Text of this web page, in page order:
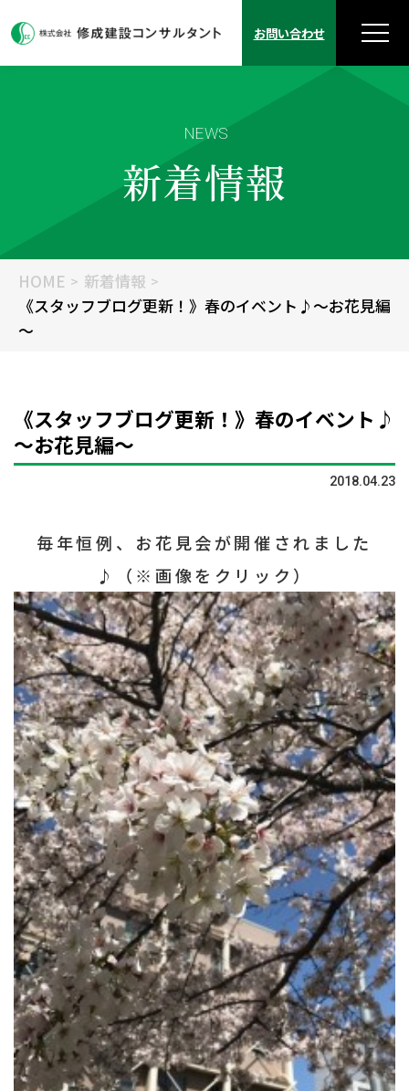
お問い合わせ
NEWS
新着情報
HOME
新着情報
《スタッフブログ更新！》春のイベント♪～お花見編
～
《スタッフブログ更新！》春のイベント♪
～お花見編～
2018.04.23
毎年恒例、お花見会が開催されました
♪（※画像をクリック）